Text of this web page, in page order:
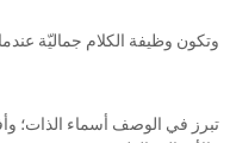
وتكون وظيفة الكلام جماليّة
تبرز في الوصف أسماء الذات؛